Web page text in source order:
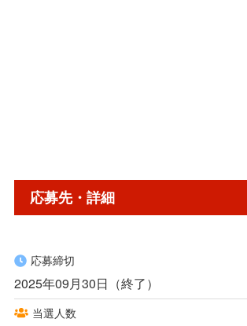
応募先・詳細
応募締切
2025年09月30日（終了）
当選人数